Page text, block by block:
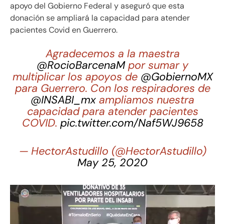
apoyo del Gobierno Federal y aseguró que esta
donación se ampliará la capacidad para atender
pacientes Covid en Guerrero.
Agradecemos a la maestra
@RocioBarcenaMpor sumar y
multiplicar los apoyos de @GobiernoMX
para Guerrero. Con los respiradores de
@INSABI_mx ampliamos nuestra
capacidad para atender pacientes
COVID. pic.twitter.com/Naf5WJ9658
— HectorAstudillo (@HectorAstudillo)
May 25, 2020
Reproductor
de
vídeo